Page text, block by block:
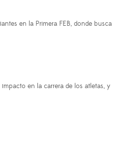
en la Primera FEB, donde busca
en la carrera de los atletas, y